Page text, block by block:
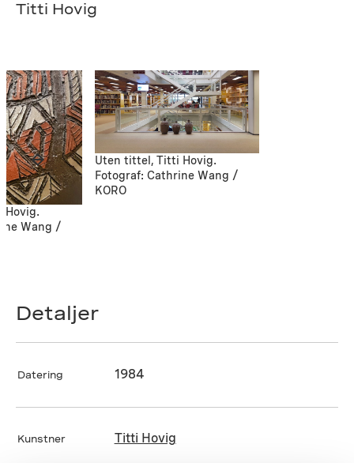
Titti Hovig
Hovig.
Wang /
Uten tittel, Titti Hovig.
Fotograf: Cathrine Wang /
KORO
Detaljer
Datering 1984
Kunstner Titti Hovig